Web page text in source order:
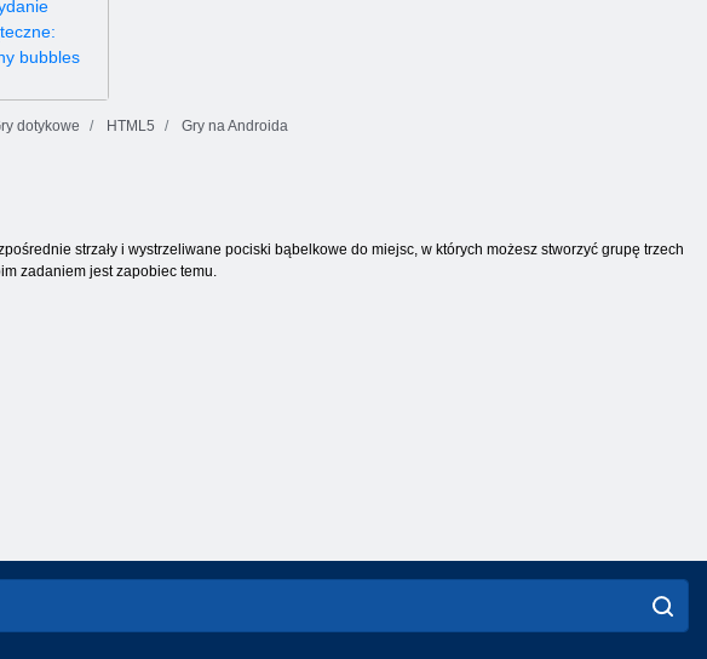
wyspa
dotykowe HTML5 Gry na Androida
strzały i wystrzeliwane pociski bąbelkowe do miejsc, w których możesz stworzyć grupę trzech
zadaniem jest zapobiec temu.